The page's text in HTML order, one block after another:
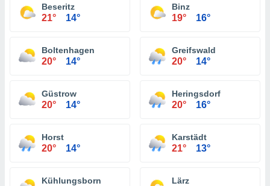
Beseritz
21° 14°
Binz
19° 16°
Boltenhagen
20° 14°
Greifswald
20° 14°
Güstrow
20° 14°
Heringsdorf
20° 16°
Horst
20° 14°
Karstädt
21° 13°
Kühlungsborn Lärz